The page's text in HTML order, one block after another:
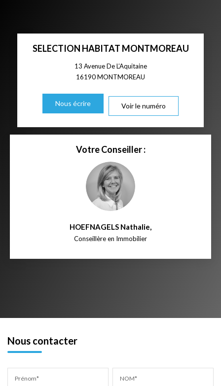
SELECTION HABITAT MONTMOREAU
13 Avenue De L’Aquitaine
16190MONTMOREAU
Nous écrire Voir le numéro
Votre Conseiller :
HOEFNAGELS Nathalie,
Conseillère en Immobilier
Nous contacter
Prénom* NOM*